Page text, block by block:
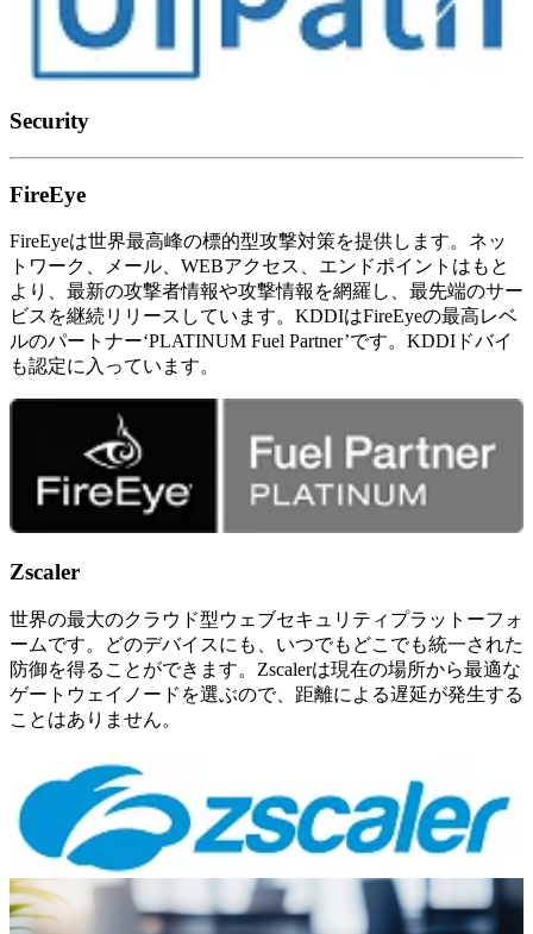
Security
FireEye
FireEyeは世界最高峰の標的型攻撃対策を提供します。ネッ
トワーク、メール、WEBアクセス、エンドポイントはもと
より、最新の攻撃者情報や攻撃情報を網羅し、最先端のサー
ビスを継続リリースしています。KDDIはFireEyeの最高レベ
ルのパートナー‘PLATINUM Fuel Partner’です。KDDIドバイ
も認定に入っています。
Zscaler
世界の最大のクラウド型ウェブセキュリティプラットーフォ
ームです。どのデバイスにも、いつでもどこでも統一された
防御を得ることができます。Zscalerは現在の場所から最適な
ゲートウェイノードを選ぶので、距離による遅延が発生する
ことはありません。